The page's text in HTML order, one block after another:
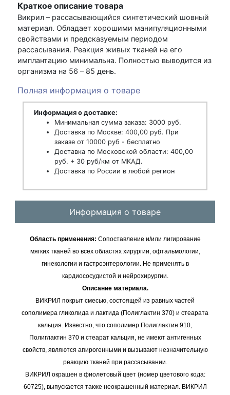
Краткое описание товара
Викрил – рассасывающийся синтетический шовный
материал. Обладает хорошими манипуляционными
свойствами и предсказуемым периодом
рассасывания. Реакция живых тканей на его
имплантацию минимальна. Полностью выводится из
организма на 56 – 85 день.
Полная информация о товаре
Информация о доставке:
Минимальная сумма заказа: 3000 руб.
Доставка по Москве: 400,00 руб. При
заказе от 10000 руб - бесплатно
Доставка по Московской области: 400,00
руб. + 30 руб/км от МКАД.
Доставка по России в любой регион
Информация о товаре
Область применения: Сопоставление и/или лигирование
мягких тканей во всех областях хирургии, офтальмологии,
гинекологии и гастроэнтерологии. Не применять в
кардиососудистой и нейрохирургии.
Описание материала.
ВИКРИЛ покрыт смесью, состоящей из равных частей
сополимера гликолида и лактида (Полиглактин 370) и стеарата
кальция. Известно, что сополимер Полиглактин 910,
Полиглактин 370 и стеарат кальция, не имеют антигенных
свойств, являются апирогенными и вызывают незначительную
реакцию тканей при рассасывании.
ВИКРИЛ окрашен в фиолетовый цвет (номер цветового кода:
60725), выпускается также неокрашенный материал. ВИКРИЛ